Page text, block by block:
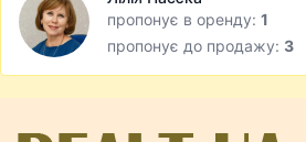
пропонує в оренду: 1
пропонує до продажу: 3